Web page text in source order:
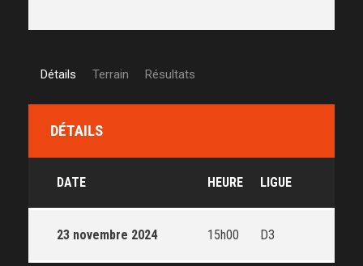
Détails Terrain Résultats
DÉTAILS
DATE HEURE LIGUE
23 novembre 2024 15h00 D3